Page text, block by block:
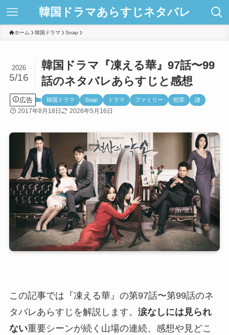
韓国ドラマあらすじネタバレ
ホーム 韓国ドラマ Soap
韓国ドラマ『凍える華』97話〜99
話のネタバレあらすじと感想
2026
5/16
広告 韓国ドラマ Soap ドラマ ファミリー 犯罪 謎
2017年8月18日 2026年5月16日
この記事では『凍える華』の第97話〜第99話のネ
タバレあらすじを解説します。 涙なしには見られ
ない重要シーンが続く山場の連続、感想や見どこ